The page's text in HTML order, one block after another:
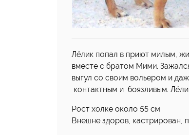
Лёлик попал в приют милым,
вместе с братом Мими.
выгул со своим вольером и
контактным и боязливым.
Рост холке около 55 см.
Внешне здоров, кастрирован,